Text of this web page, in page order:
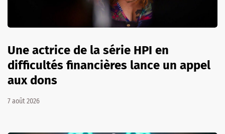
Une actrice de la série HPI en
difficultés financières lance un appel
aux dons
7 août 2026